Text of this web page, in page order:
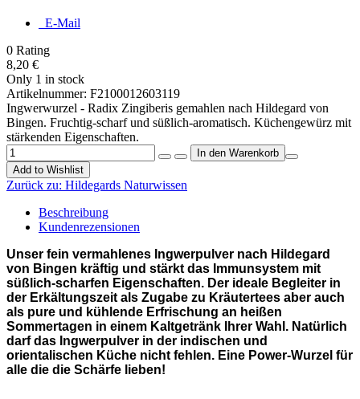
E-Mail
0 Rating
8,20 €
Only 1 in stock
Artikelnummer: F2100012603119
Ingwerwurzel - Radix Zingiberis gemahlen nach Hildegard von
Bingen. Fruchtig-scharf und süßlich-aromatisch. Küchengewürz mit
stärkenden Eigenschaften.
Add to Wishlist
Zurück zu: Hildegards Naturwissen
Beschreibung
Kundenrezensionen
Unser fein vermahlenes Ingwerpulver nach Hildegard
von Bingen kräftig und stärkt das Immunsystem mit
süßlich-scharfen Eigenschaften. Der ideale Begleiter in
der Erkältungszeit als Zugabe zu Kräutertees aber auch
als pure und kühlende Erfrischung an heißen
Sommertagen in einem Kaltgetränk Ihrer Wahl. Natürlich
darf das Ingwerpulver in der indischen und
orientalischen Küche nicht fehlen. Eine Power-Wurzel für
alle die die Schärfe lieben!